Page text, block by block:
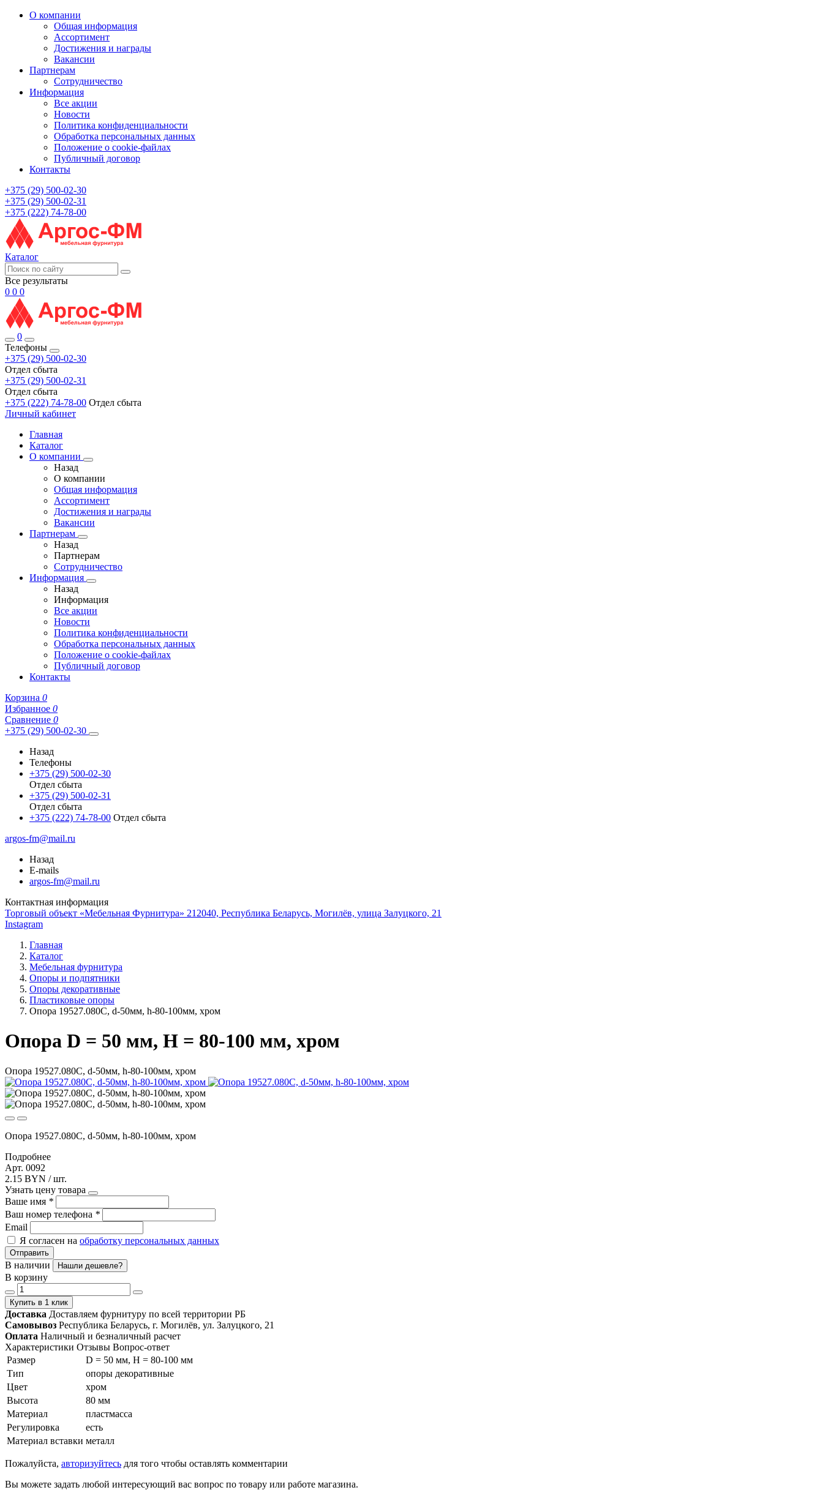
О компании
Общая информация
Ассортимент
Достижения и награды
Вакансии
Партнерам
Сотрудничество
Информация
Все акции
Новости
Политика конфиденциальности
Обработка персональных данных
Положение о cookie-файлах
Публичный договор
Контакты
+375 (29) 500-02-30
+375 (29) 500-02-31
+375 (222) 74-78-00
Каталог
Все результаты
0 0 0
0
Телефоны
+375 (29) 500-02-30
Отдел сбыта
+375 (29) 500-02-31
Отдел сбыта
+375 (222) 74-78-00 Отдел сбыта
Личный кабинет
Главная
Каталог
О компании
Назад
О компании
Общая информация
Ассортимент
Достижения и награды
Вакансии
Партнерам
Назад
Партнерам
Сотрудничество
Информация
Назад
Информация
Все акции
Новости
Политика конфиденциальности
Обработка персональных данных
Положение о cookie-файлах
Публичный договор
Контакты
Корзина 0
Избранное 0
Сравнение 0
+375 (29) 500-02-30
Назад
Телефоны
+375 (29) 500-02-30
Отдел сбыта
+375 (29) 500-02-31
Отдел сбыта
+375 (222) 74-78-00 Отдел сбыта
argos-fm@mail.ru
Назад
E-mails
argos-fm@mail.ru
Контактная информация
Торговый объект «Мебельная Фурнитура» 212040, Республика Беларусь, Могилёв, улица Залуцкого, 21
Instagram
Главная
Каталог
Мебельная фурнитура
Опоры и подпятники
Опоры декоративные
Пластиковые опоры
Опора 19527.080С, d-50мм, h-80-100мм, хром
Опора D = 50 мм, H = 80-100 мм, хром
Опора 19527.080С, d-50мм, h-80-100мм, хром
Опора 19527.080С, d-50мм, h-80-100мм, хром
Подробнее
Арт. 0092
2.15 BYN / шт.
Узнать цену товара
Ваше имя *
Ваш номер телефона *
Email
Я согласен на обработку персональных данных
Отправить
В наличии Нашли дешевле?
В корзину
Купить в 1 клик
Доставка Доставляем фурнитуру по всей территории РБ
Самовывоз Республика Беларусь, г. Могилёв, ул. Залуцкого, 21
Оплата Наличный и безналичный расчет
Характеристики Отзывы Вопрос-ответ
Размер
D = 50 мм, H = 80-100 мм
Тип
опоры декоративные
Цвет
хром
Высота
80 мм
Материал
пластмасса
Регулировка
есть
Материал вставки металл
Пожалуйста, авторизуйтесь для того чтобы оставлять комментарии
Вы можете задать любой интересующий вас вопрос по товару или работе магазина.